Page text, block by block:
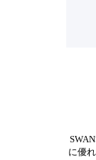
に優